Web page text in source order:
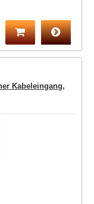
Kabeleingang,